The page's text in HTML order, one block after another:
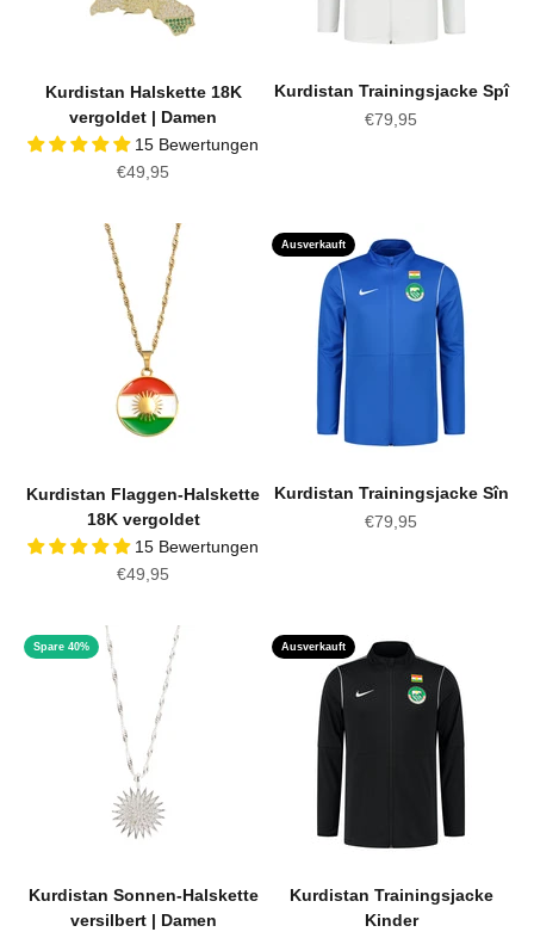
Kurdistan Halskette 18K
vergoldet | Damen
15 Bewertungen
Angebot
€49,95
Kurdistan Trainingsjacke Spî
Angebot
€79,95
Kurdistan Flaggen-Halskette
18K vergoldet
15 Bewertungen
Angebot
€49,95
Ausverkauft
Kurdistan Trainingsjacke Sîn
Angebot
€79,95
Spare 40%
Kurdistan Sonnen-Halskette
versilbert | Damen
Ausverkauft
Kurdistan Trainingsjacke
Kinder